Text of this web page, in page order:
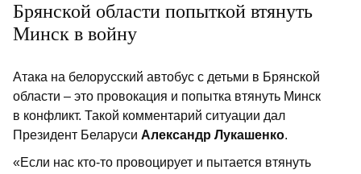
Брянской области попыткой втянуть
Минск в войну
Атака на белорусский автобус с детьми в Брянской
области – это провокация и попытка втянуть Минск
в конфликт. Такой комментарий ситуации дал
Президент Беларуси Александр Лукашенко.
«Если нас кто-то провоцирует и пытается втянуть